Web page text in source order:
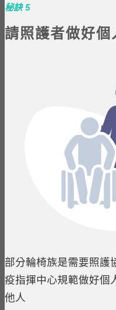
秘訣 5
請照護者做好個
部分輪椅族是需要照護
疫指揮中心規範做好個
他人